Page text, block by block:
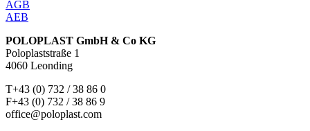
AGB
AEB
POLOPLAST GmbH & Co KG
Poloplaststraße 1
4060 Leonding
T+43 (0) 732 / 38 86 0
F+43 (0) 732 / 38 86 9
office@poloplast.com